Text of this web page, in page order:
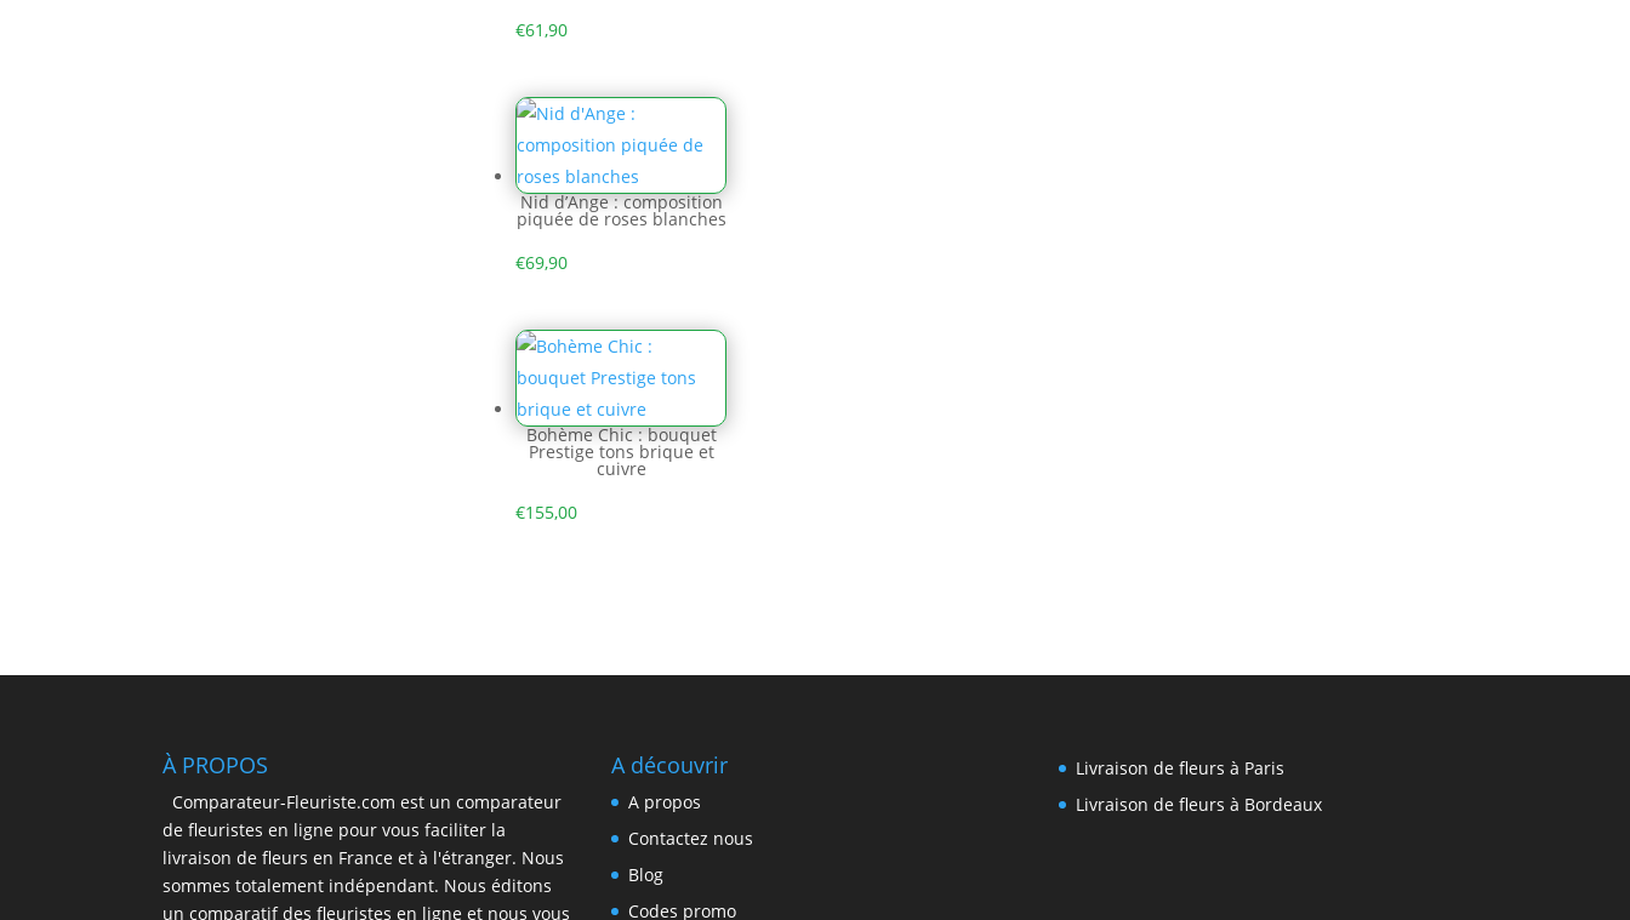
€61,90
Nid d’Ange : composition
piquée de roses blanches
€69,90
Bohème Chic : bouquet
Prestige tons brique et
cuivre
€155,00
À PROPOS
Comparateur-Fleuriste.com est un comparateur
de fleuristes en ligne pour vous faciliter la
livraison de fleurs en France et à l'étranger. Nous
sommes totalement indépendant. Nous éditons
un comparatif des fleuristes en ligne et nous vous
A découvrir
A propos
Contactez nous
Blog
Codes promo
Livraison de fleurs à Paris
Livraison de fleurs à Bordeaux